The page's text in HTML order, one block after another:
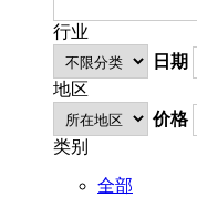
行业
日期
地区
价格
类别
全部